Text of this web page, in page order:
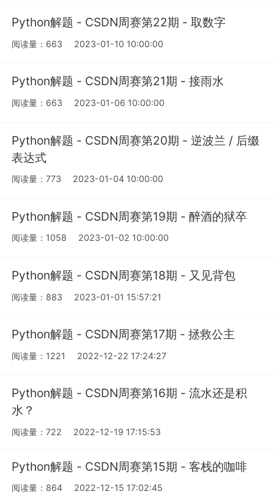
Python解题 - CSDN周赛第22期 - 取数字
阅读量：663 2023-01-10 10:00:00
Python解题 - CSDN周赛第21期 - 接雨水
阅读量：663 2023-01-06 10:00:00
Python解题 - CSDN周赛第20期 - 逆波兰 / 后缀
表达式
阅读量：773 2023-01-04 10:00:00
Python解题 - CSDN周赛第19期 - 醉酒的狱卒
阅读量：1058 2023-01-02 10:00:00
Python解题 - CSDN周赛第18期 - 又见背包
阅读量：883 2023-01-01 15:57:21
Python解题 - CSDN周赛第17期 - 拯救公主
阅读量：1221 2022-12-22 17:24:27
Python解题 - CSDN周赛第16期 - 流水还是积
水？
阅读量：722 2022-12-19 17:15:53
Python解题 - CSDN周赛第15期 - 客栈的咖啡
阅读量：864 2022-12-15 17:02:45